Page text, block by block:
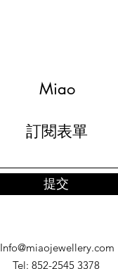
Miao
訂閱表單
提交
Info@miaojewellery.com
Tel: 852-2545 3378